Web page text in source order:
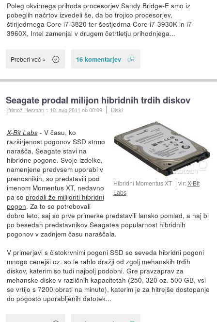
Poleg okvirnega prihoda procesorjev Sandy Bridge-E smo iz
pobeglih načrtov izvedeli še, da bo trojico procesorjev,
štirijedrnega Core i7-3820 ter šestjedrna Core i7-3930K in i7-
3960X, Intel zamenjal v drugem četrtletju prihodnjega...
Preberi več » 16 komentarjev
Seagate prodal milijon hibridnih trdih diskov
Primož Resman :: 10. avg 2011 ob 00:09 Diski
Hibridni Momentus XT vir:X-Bit
Labs
X-Bit Labs- V času, ko
razširjenost pogonov SSD strmo
narašča, Seagate stavi na
hibridne pogone. Svoje izdelke,
namenjene predvsem uporabi v
prenosnikih, so predstavili pod
imenom Momentus XT, nedavno
pa so prodali že milijonti hibridni
pogon. Za to so potrebovali
dobro leto, saj so prve primerke predstavili lansko pomlad, a naj bi
po besedah predstavnikov Seagatea popularnost hibridnih
pogonov v zadnjem času naraščala.
V primerjavi s čistokrvnimi pogoni SSD so seveda hibridni pogoni
mnogo cenejši oz. so le rahlo dražji od zgolj mehanskih trdih
diskov, katerim so tudi najbolj podobni. Gre pravzaprav za
mehanske diske v različnih kapacitetah (250, 320 oz. 500 GB, vsi
se vrtijo s 7200 obrati na minuto), katerim je za hitrejše dostopanje
do pogosto uporabljenih datotek...